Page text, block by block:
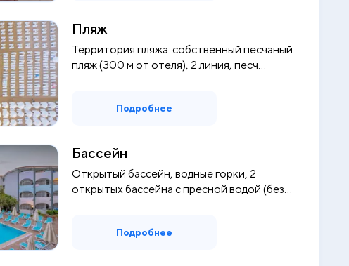
Пляж
Территория пляжа: собственный песчаный
пляж (300 м от отеля), 2 линия, песч...
Подробнее
Бассейн
Открытый бассейн, водные горки, 2
открытых бассейна с пресной водой (без
Подробнее